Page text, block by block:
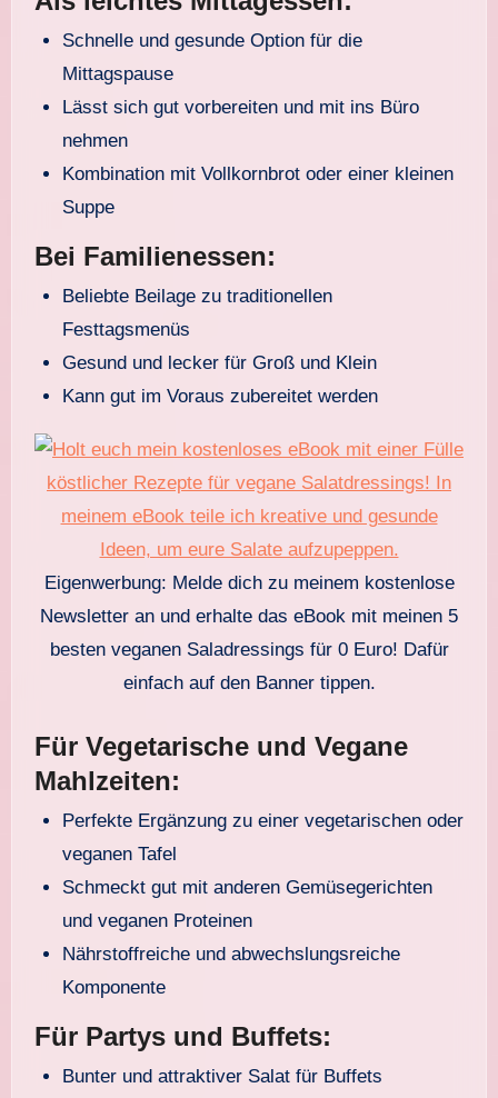
Schnelle und gesunde Option für die
Mittagspause
Lässt sich gut vorbereiten und mit ins Büro
nehmen
Kombination mit Vollkornbrot oder einer kleinen
Suppe
Bei Familienessen:
Beliebte Beilage zu traditionellen
Festtagsmenüs
Gesund und lecker für Groß und Klein
Kann gut im Voraus zubereitet werden
Eigenwerbung: Melde dich zu meinem kostenlose
Newsletter an und erhalte das eBook mit meinen 5
besten veganen Saladressings für 0 Euro! Dafür
einfach auf den Banner tippen.
Für Vegetarische und Vegane
Mahlzeiten:
Perfekte Ergänzung zu einer vegetarischen oder
veganen Tafel
Schmeckt gut mit anderen Gemüsegerichten
und veganen Proteinen
Nährstoffreiche und abwechslungsreiche
Komponente
Für Partys und Buffets:
Bunter und attraktiver Salat für Buffets